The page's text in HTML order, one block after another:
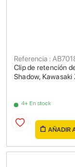
Clip de retención
Shadow, Kawasaki
Referencia :
4+ En stock
AÑADIR